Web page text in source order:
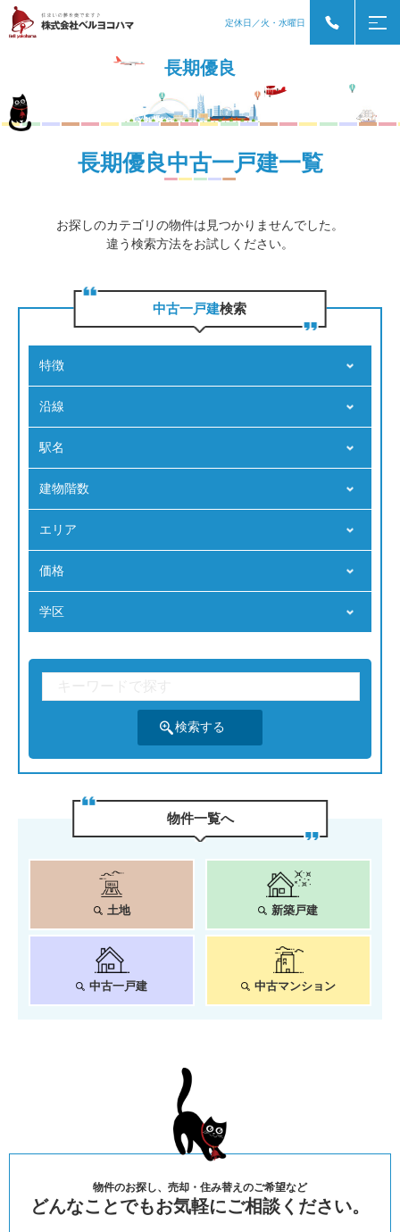
定休日／火・水曜日
長期優良
長期優良中古一戸建一覧
お探しのカテゴリの物件は見つかりませんでした。
違う検索方法をお試しください。
中古一戸建検索
特徴
沿線
駅名
建物階数
エリア
価格
学区
物件⼀覧へ
土地 新築戸建
中古一戸建 中古マンション
物件のお探し、売却・住み替えのご希望など
どんなことでもお気軽にご相談ください。